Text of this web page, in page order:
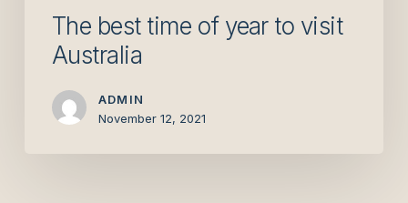
The best time of year to visit
Australia
ADMIN
November 12, 2021